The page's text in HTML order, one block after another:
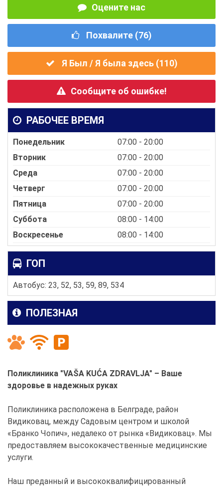
Оцените нас
Похвалите (76)
Я Был / Я была здесь (110)
Сообщите об ошибке!
РАБОЧЕЕ ВРЕМЯ
Понедельник
07:00 - 20:00
Вторник
07:00 - 20:00
Среда
07:00 - 20:00
Четверг
07:00 - 20:00
Пятница
07:00 - 20:00
Суббота
08:00 - 14:00
Воскресенье
08:00 - 14:00
ГОП
Автобус: 23, 52, 53, 59, 89, 534
ПОЛЕЗНАЯ
Поликлиника "VAŠA KUĆA ZDRAVLJA" – Ваше
здоровье в надежных руках
Поликлиника расположена в Белграде, район
Видиковац, между Садовым центром и школой
«Бранко Чопич», недалеко от рынка «Видиковац». Мы
предоставляем высококачественные медицинские
услуги.
Наш преданный и высококвалифицированный